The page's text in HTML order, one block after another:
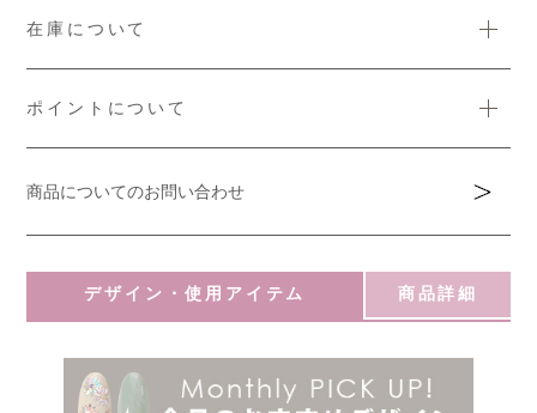
在庫について
ポイントについて
商品についてのお問い合わせ
デザイン・使用アイテム 商品詳細